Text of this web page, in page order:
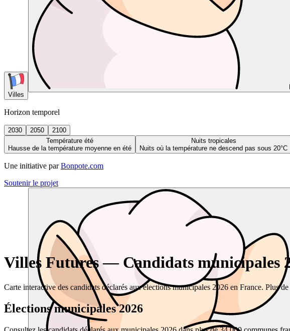
Villes
Horizon temporel
2030 2050
2100
Température été
Hausse de la température moyenne en été
Nuits tropicales
Nuits où la température ne descend pas sous 20°C
Une initiative par Bonpote.com
Soutenir le projet
Villes Futures — Candidats municipales
Carte interactive des candidats déclarés aux élections municipales 2026 en France. Plus
Élections municipales 2026